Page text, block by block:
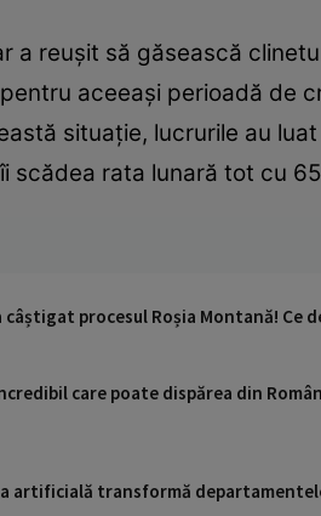
a reușit să găsească
aceeași perioadă de
situație, lucrurile au
scădea rata lunară tot cu
câștigat procesul Roșia Montană! Ce
care poate dispărea din
artificială transformă